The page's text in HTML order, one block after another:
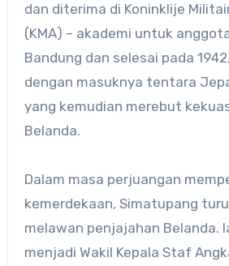
dan diterima di Koninklije
(KMA) – akademi untuk
Bandung dan selesai pada
dengan masuknya tentara
yang kemudian merebut
Belanda.
Dalam masa perjuangan
kemerdekaan, Simatupang
melawan penjajahan Belanda.
menjadi Wakil Kepala Staf